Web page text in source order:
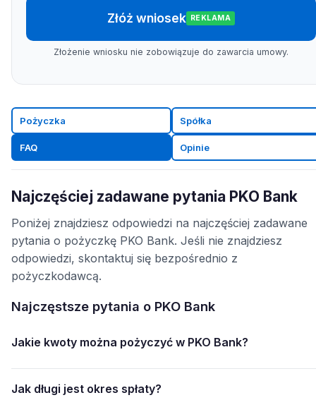
Złóż wniosek REKLAMA
Złożenie wniosku nie zobowiązuje do zawarcia umowy.
Pożyczka Spółka
FAQ Opinie
Najczęściej zadawane pytania PKO Bank
Poniżej znajdziesz odpowiedzi na najczęściej zadawane
pytania o pożyczkę PKO Bank. Jeśli nie znajdziesz
odpowiedzi, skontaktuj się bezpośrednio z
pożyczkodawcą.
Najczęstsze pytania o PKO Bank
Jakie kwoty można pożyczyć w PKO Bank?
Jak długi jest okres spłaty?